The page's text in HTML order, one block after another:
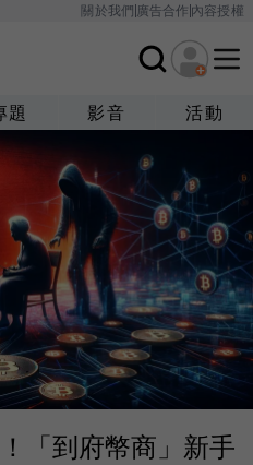
關於我們廣告合作內容授權
題 影音 活動
「到府幣商」新手